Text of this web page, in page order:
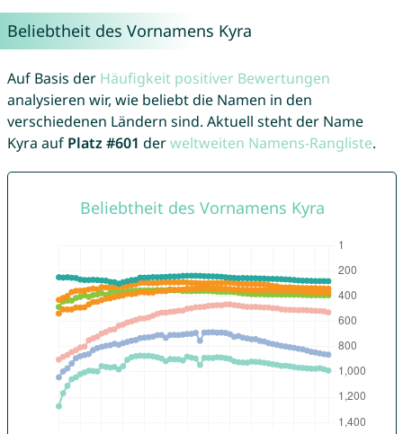
Beliebtheit des Vornamens Kyra
Auf Basis der Häufigkeit positiver Bewertungen
analysieren wir, wie beliebt die Namen in den
verschiedenen Ländern sind. Aktuell steht der Name
Kyra auf Platz #601 derweltweiten Namens-Rangliste.